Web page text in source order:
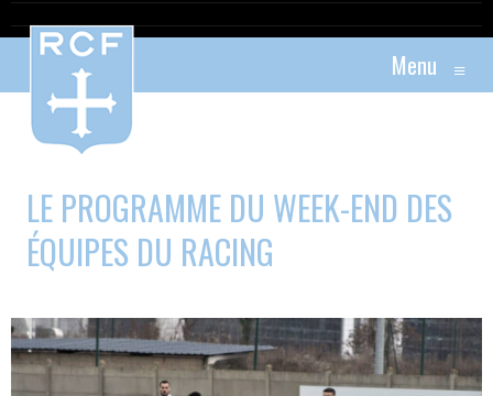
Menu ≡
LE PROGRAMME DU WEEK-END DES
ÉQUIPES DU RACING